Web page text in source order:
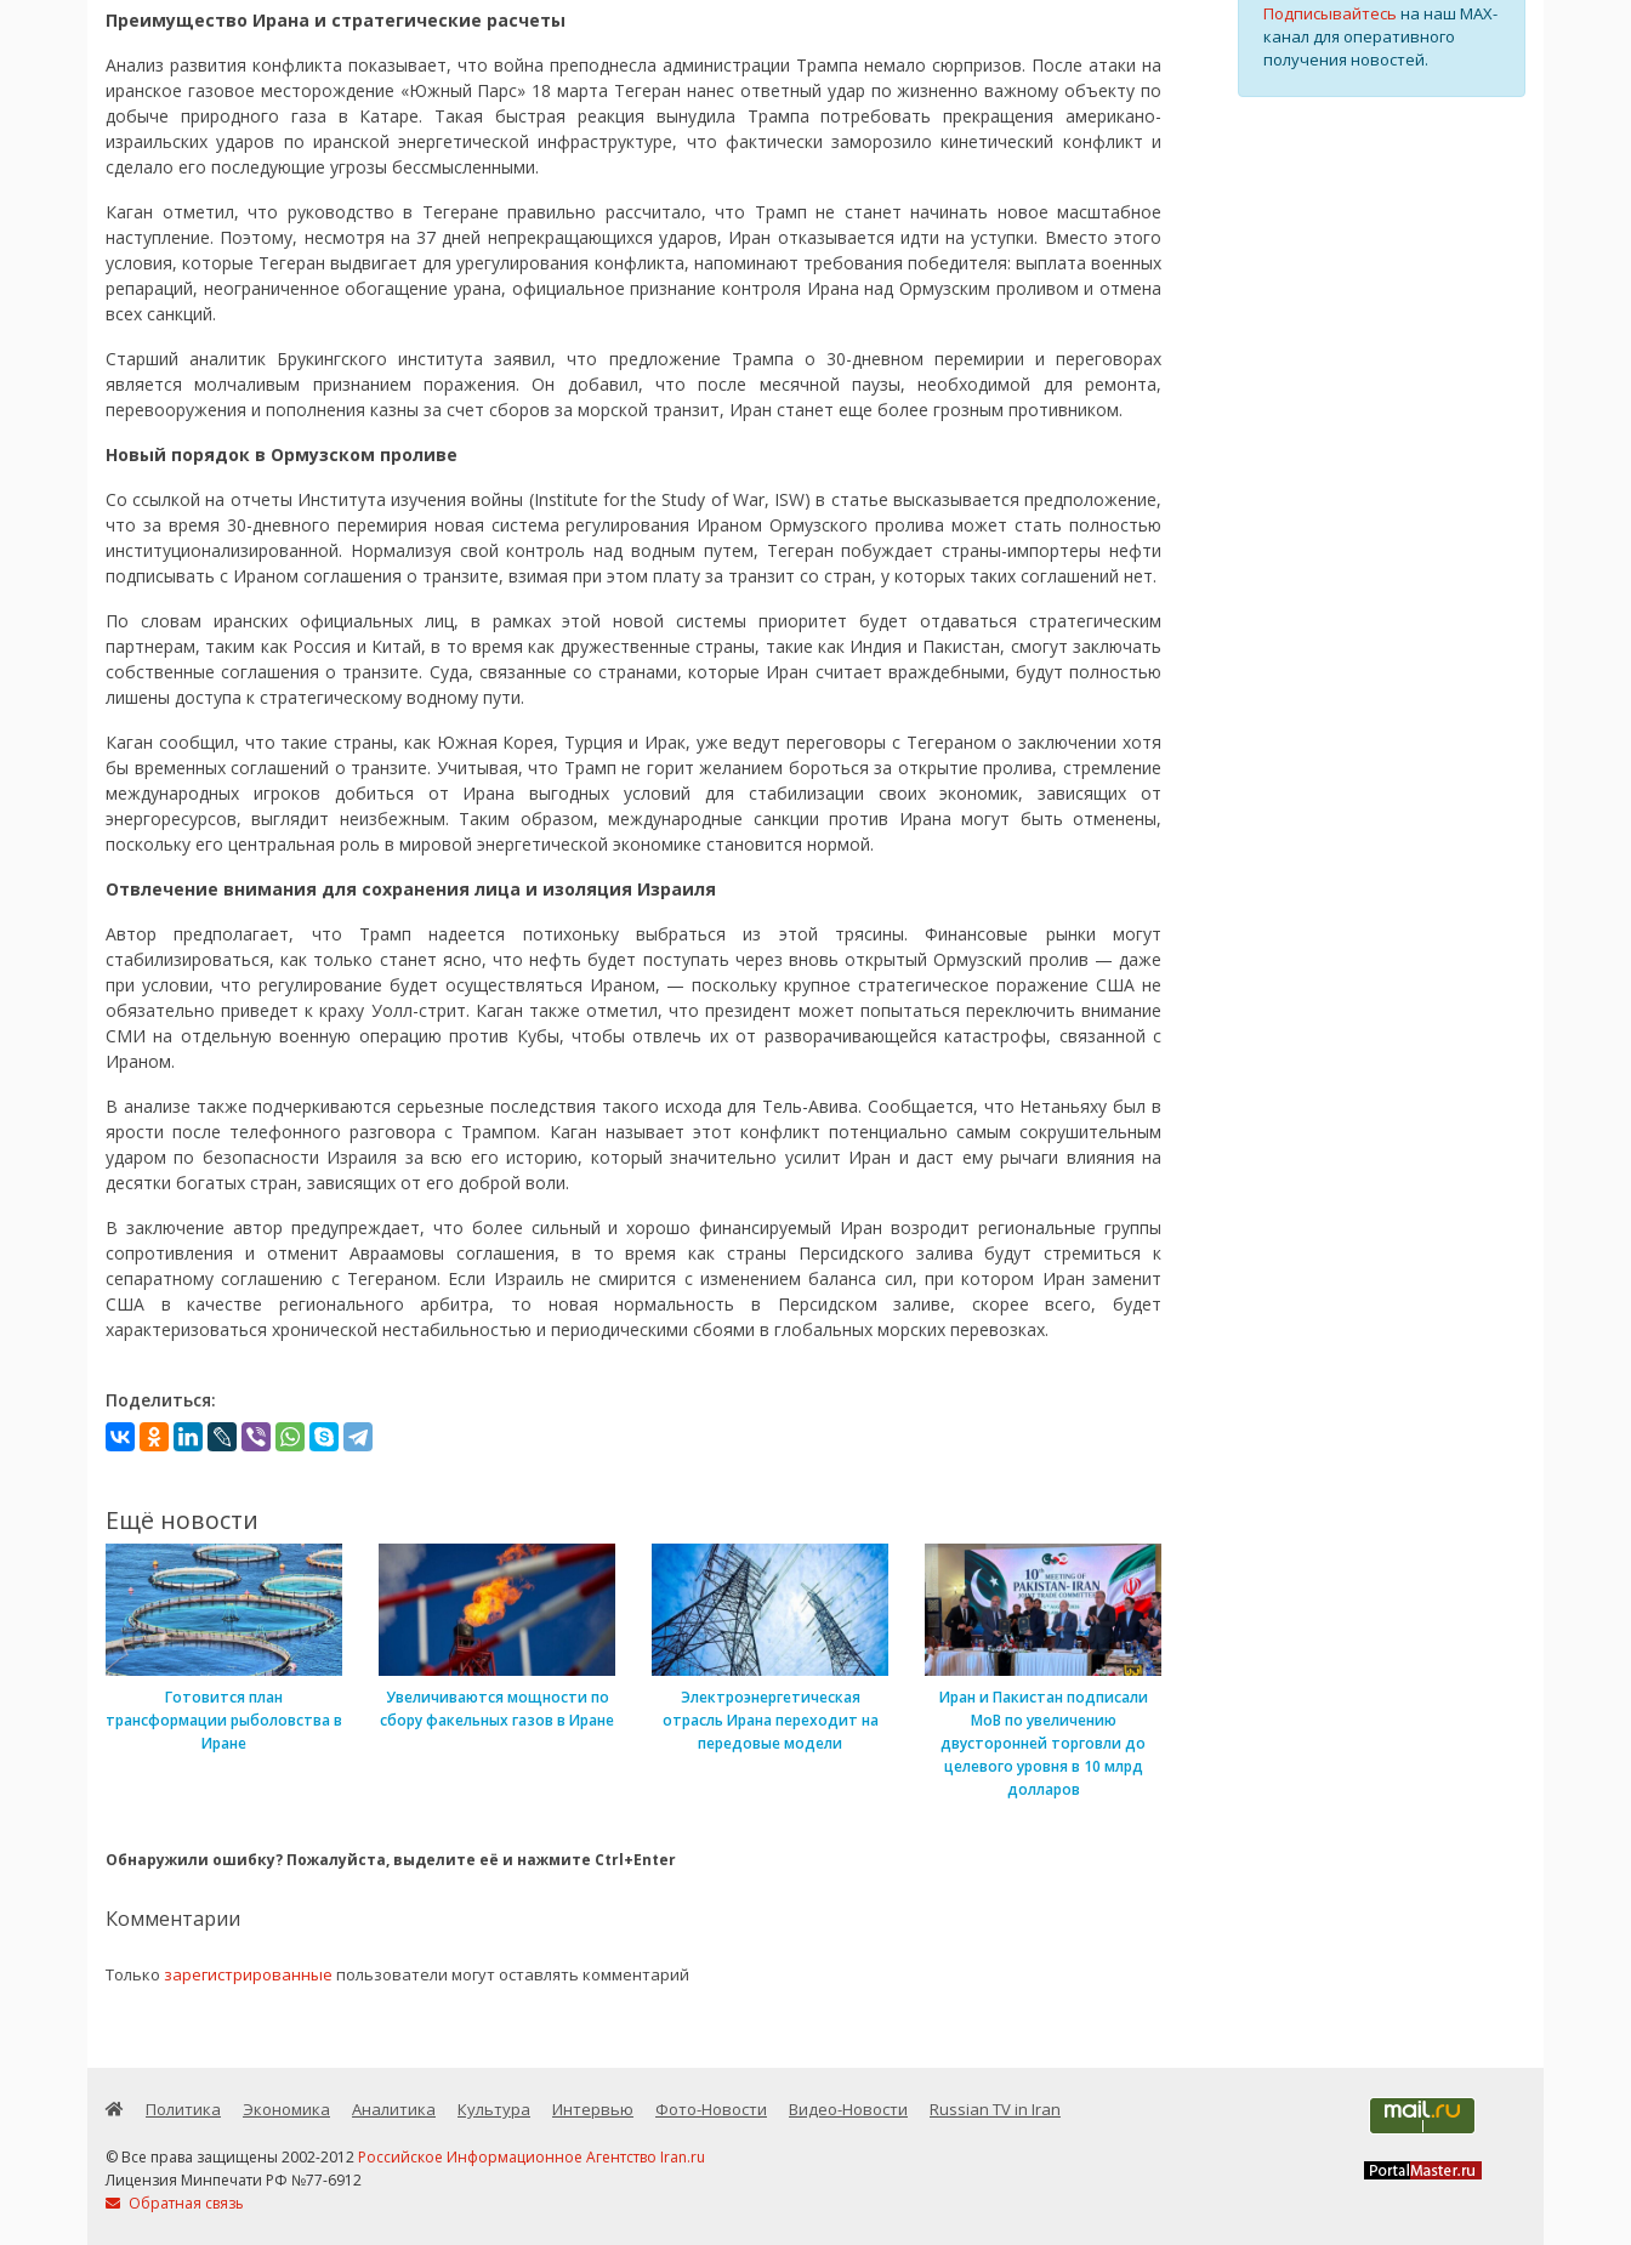
Преимущество Ирана и стратегические расчеты
Анализ развития конфликта показывает, что война преподнесла администрации Трампа немало сюрпризов. После атаки на
иранское газовое месторождение «Южный Парс» 18 марта Тегеран нанес ответный удар по жизненно важному объекту по
добыче природного газа в Катаре. Такая быстрая реакция вынудила Трампа потребовать прекращения американо-
израильских ударов по иранской энергетической инфраструктуре, что фактически заморозило кинетический конфликт и
сделало его последующие угрозы бессмысленными.
Каган отметил, что руководство в Тегеране правильно рассчитало, что Трамп не станет начинать новое масштабное
наступление. Поэтому, несмотря на 37 дней непрекращающихся ударов, Иран отказывается идти на уступки. Вместо этого
условия, которые Тегеран выдвигает для урегулирования конфликта, напоминают требования победителя: выплата военных
репараций, неограниченное обогащение урана, официальное признание контроля Ирана над Ормузским проливом и отмена
всех санкций.
Старший аналитик Брукингского института заявил, что предложение Трампа о 30-дневном перемирии и переговорах
является молчаливым признанием поражения. Он добавил, что после месячной паузы, необходимой для ремонта,
перевооружения и пополнения казны за счет сборов за морской транзит, Иран станет еще более грозным противником.
Новый порядок в Ормузском проливе
Со ссылкой на отчеты Института изучения войны (Institute for the Study of War, ISW) в статье высказывается предположение,
что за время 30-дневного перемирия новая система регулирования Ираном Ормузского пролива может стать полностью
институционализированной. Нормализуя свой контроль над водным путем, Тегеран побуждает страны-импортеры нефти
подписывать с Ираном соглашения о транзите, взимая при этом плату за транзит со стран, у которых таких соглашений нет.
По словам иранских официальных лиц, в рамках этой новой системы приоритет будет отдаваться стратегическим
партнерам, таким как Россия и Китай, в то время как дружественные страны, такие как Индия и Пакистан, смогут заключать
собственные соглашения о транзите. Суда, связанные со странами, которые Иран считает враждебными, будут полностью
лишены доступа к стратегическому водному пути.
Каган сообщил, что такие страны, как Южная Корея, Турция и Ирак, уже ведут переговоры с Тегераном о заключении хотя
бы временных соглашений о транзите. Учитывая, что Трамп не горит желанием бороться за открытие пролива, стремление
международных игроков добиться от Ирана выгодных условий для стабилизации своих экономик, зависящих от
энергоресурсов, выглядит неизбежным. Таким образом, международные санкции против Ирана могут быть отменены,
поскольку его центральная роль в мировой энергетической экономике становится нормой.
Отвлечение внимания для сохранения лица и изоляция Израиля
Автор предполагает, что Трамп надеется потихоньку выбраться из этой трясины. Финансовые рынки могут
стабилизироваться, как только станет ясно, что нефть будет поступать через вновь открытый Ормузский пролив — даже
при условии, что регулирование будет осуществляться Ираном, — поскольку крупное стратегическое поражение США не
обязательно приведет к краху Уолл-стрит. Каган также отметил, что президент может попытаться переключить внимание
СМИ на отдельную военную операцию против Кубы, чтобы отвлечь их от разворачивающейся катастрофы, связанной с
Ираном.
В анализе также подчеркиваются серьезные последствия такого исхода для Тель-Авива. Сообщается, что Нетаньяху был в
ярости после телефонного разговора с Трампом. Каган называет этот конфликт потенциально самым сокрушительным
ударом по безопасности Израиля за всю его историю, который значительно усилит Иран и даст ему рычаги влияния на
десятки богатых стран, зависящих от его доброй воли.
В заключение автор предупреждает, что более сильный и хорошо финансируемый Иран возродит региональные группы
сопротивления и отменит Авраамовы соглашения, в то время как страны Персидского залива будут стремиться к
сепаратному соглашению с Тегераном. Если Израиль не смирится с изменением баланса сил, при котором Иран заменит
США в качестве регионального арбитра, то новая нормальность в Персидском заливе, скорее всего, будет
характеризоваться хронической нестабильностью и периодическими сбоями в глобальных морских перевозках.
Поделиться:
Ещё новости
Готовится план
трансформации рыболовства в
Иране
Увеличиваются мощности по
сбору факельных газов в Иране
Электроэнергетическая
отрасль Ирана переходит на
передовые модели
Иран и Пакистан подписали
МоВ по увеличению
двусторонней торговли до
целевого уровня в 10 млрд
долларов
Обнаружили ошибку? Пожалуйста, выделите её и нажмите Ctrl+Enter
Комментарии
Только зарегистрированные пользователи могут оставлять комментарий
Подписывайтесь на наш MAX-
канал для оперативного
получения новостей.
Политика Экономика Аналитика Культура Интервью Фото-Новости Видео-Новости Russian TV in Iran
© Все права защищены 2002-2012 Российское Информационное Агентство Iran.ru
Лицензия Минпечати РФ №77-6912
Обратная связь